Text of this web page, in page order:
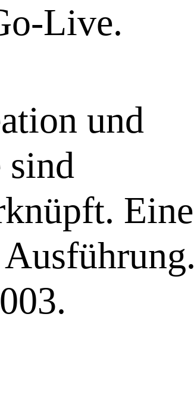
Live.
und
sind
Eine